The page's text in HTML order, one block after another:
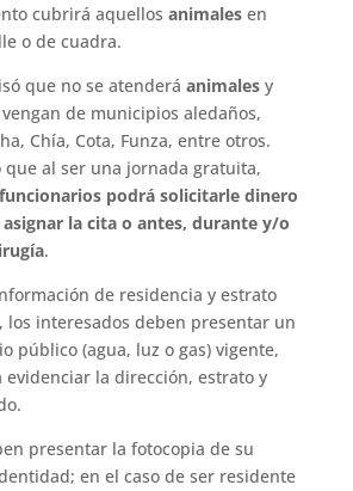
cubrirá aquellos animales en
o de cuadra.
que no se atenderá animalesy
de municipios aledaños,
Chía, Cota, Funza, entre otros.
que al ser una jornada gratuita,
podrá solicitarle dinero
la cita o antes, durante y/o
.
de residencia y estrato
los interesados deben presentar un
público (agua, luz o gas) vigente,
evidenciar la dirección, estrato y
presentar la fotocopia de su
en el caso de ser residente